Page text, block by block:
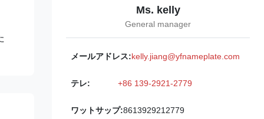
Ms. kelly
General manager
メールアドレス:kelly.jiang@yfnameplate.com
テレ: +86 139-2921-2779
ワットサップ:8613929212779